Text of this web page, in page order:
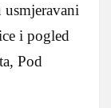
i pogled
Pod